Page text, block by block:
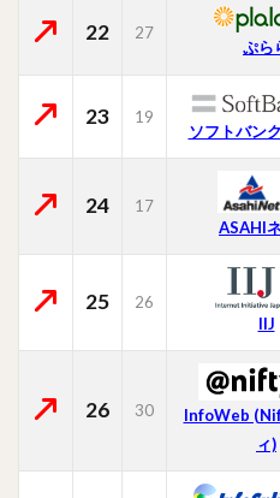
22 27
ぷら
23 19
ソフトバン
24
17
ASAHI
25
26
IIJ
26 30
InfoWeb
ィ)